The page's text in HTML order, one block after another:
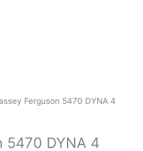
Ferguson 5470 DYNA 4
5470 DYNA 4